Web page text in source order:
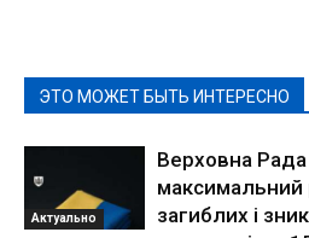
ЭТО МОЖЕТ БЫТЬ ИНТЕРЕСНО
Актуально
Верховна
максимальний
загиблих і